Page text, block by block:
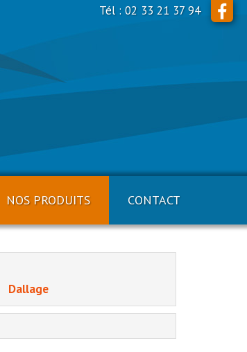
Tél : 02 33 21 37 94
NOS PRODUITS CONTACT
Dallage